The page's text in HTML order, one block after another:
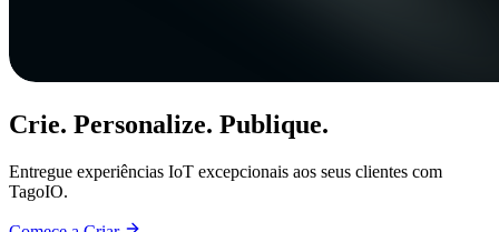
Crie. Personalize. Publique.
Entregue experiências IoT excepcionais aos seus clientes com
TagoIO.